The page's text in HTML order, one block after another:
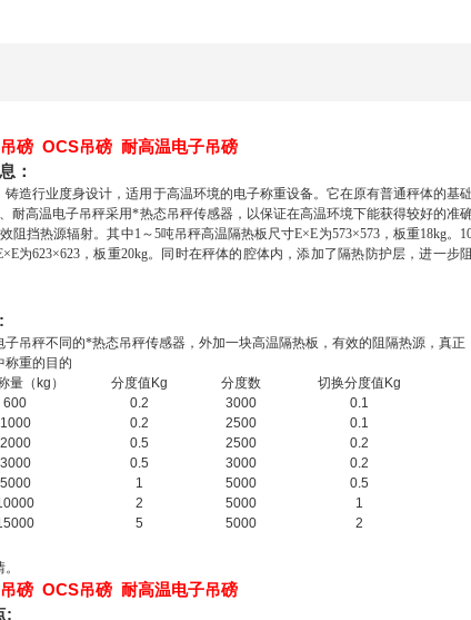
磅 OCS吊磅 耐高温电子吊磅
：
铸造行业度身设计，适用于高温环境的电子称重设备。它在原有普通秤体的基础
耐高温电子吊秤采用*热态吊秤传感器，以保证在高温环境下能获得较好的准
阻挡热源辐射。其中1～5吨吊秤高温隔热板尺寸E×E为573×573，板重18kg。
为623×623，板重20kg。
同时在秤体的腔体内，添加了隔热防护层，进一步阻
:
子吊秤不同的*热态吊秤传感器 ，外加一块高温隔热板，有效的阻隔热源，真正
称重的目的
量（kg） 分度值Kg 分度数 切换分度值Kg
600 0.2 3000
0.1
1000 0.2 2500
0.1
2000 0.5 2500
0.2
3000 0.5 3000
0.2
5000 1 5000
0.5
2 5000
1
5 5000 2
磅 OCS吊磅 耐高温电子吊磅
: